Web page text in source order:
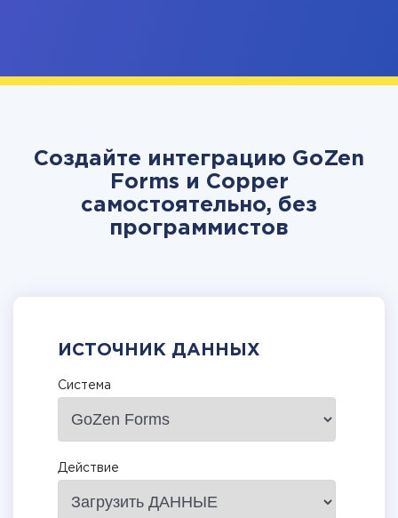
Создайте интеграцию GoZen
Forms и Copper
самостоятельно, без
программистов
ИСТОЧНИК ДАННЫХ
Система
Действие